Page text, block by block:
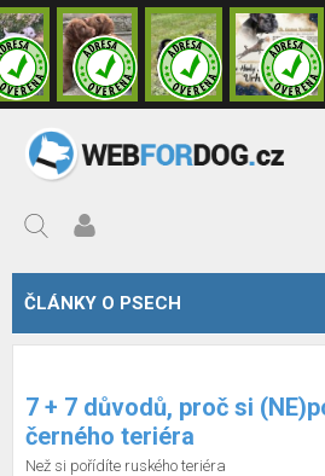
ČLÁNKY O PSECH
7 + 7 důvodů, proč si
černého teriéra
Než si pořídíte ruského teriéra